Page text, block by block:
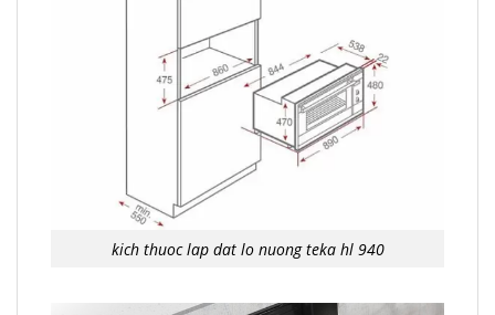
kich thuoc lap dat lo nuong teka hl 940